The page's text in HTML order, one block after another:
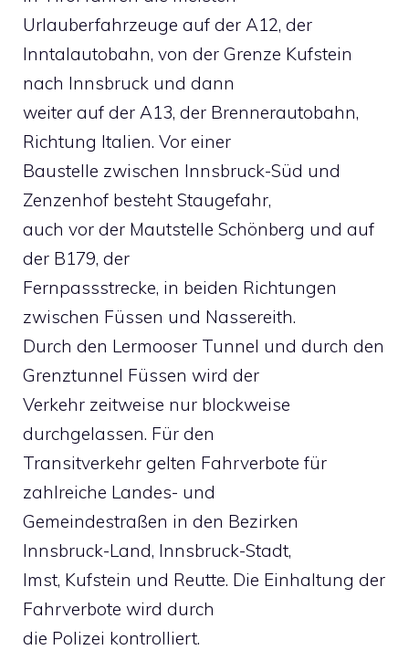
Urlauberfahrzeuge auf der A12, der
Inntalautobahn, von der Grenze Kufstein
nach Innsbruck und dann
weiter auf der A13, der Brennerautobahn,
Richtung Italien. Vor einer
Baustelle zwischen Innsbruck-Süd und
Zenzenhof besteht Staugefahr,
auch vor der Mautstelle Schönberg und auf
der B179, der
Fernpassstrecke, in beiden Richtungen
zwischen Füssen und Nassereith.
Durch den Lermooser Tunnel und durch den
Grenztunnel Füssen wird der
Verkehr zeitweise nur blockweise
durchgelassen. Für den
Transitverkehr gelten Fahrverbote für
zahlreiche Landes- und
Gemeindestraßen in den Bezirken
Innsbruck-Land, Innsbruck-Stadt,
Imst, Kufstein und Reutte. Die Einhaltung der
Fahrverbote wird durch
die Polizei kontrolliert.